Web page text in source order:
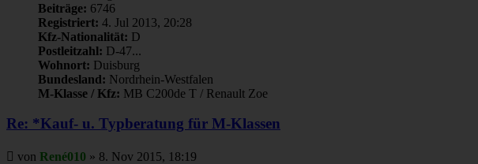
Beiträge: 6746
Registriert: 4. Jul 2013, 20:28
Kfz-Nationalität: D
Postleitzahl: D-47...
Wohnort: Duisburg
Bundesland: Nordrhein-Westfalen
M-Klasse / Kfz: MB C200de T / Renault Zoe
Re: *Kauf- u. Typberatung für M-Klassen
Beitrag
von René010 » 8. Nov 2015, 18:19